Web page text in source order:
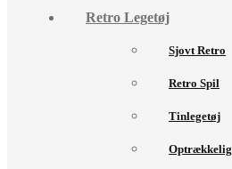
Retro Legetøj
Sjovt Retro
Retro Spil
Tinlegetøj
Optrækkelig